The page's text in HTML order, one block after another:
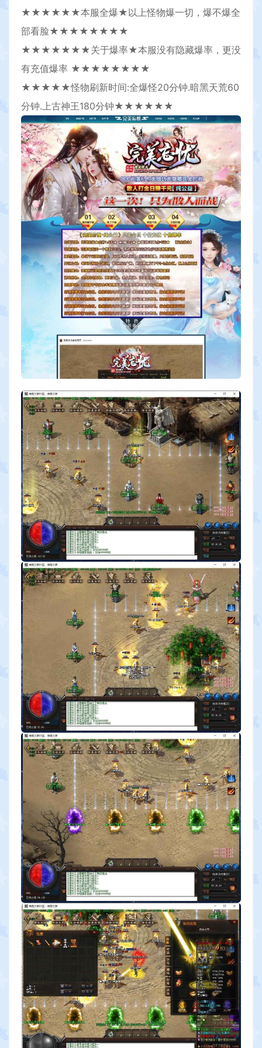
★★★★★★本服全爆★以上怪物爆一切，爆不爆全
部看脸★★★★★★★★
★★★★★★★关于爆率★本服没有隐藏爆率，更没
有充值爆率 ★★★★★★★★
★★★★★怪物刷新时间:全爆怪20分钟.暗黑天荒60
分钟.上古神王180分钟★★★★★★